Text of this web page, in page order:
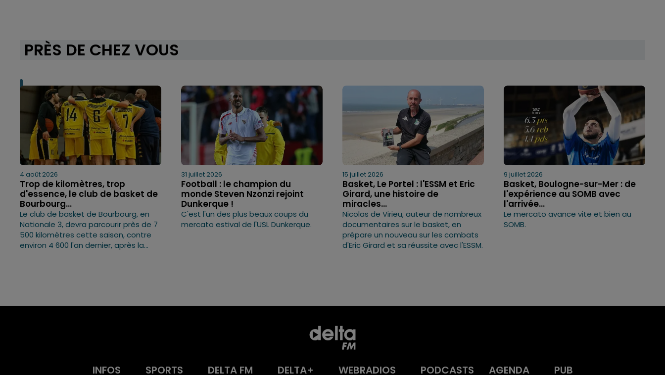
PRÈS DE CHEZ VOUS
4 août 2026
Trop de kilomètres, trop
d'essence, le club de basket de
Bourbourg...
Le club de basket de Bourbourg, en
Nationale 3, devra parcourir près de 7
500 kilomètres cette saison, contre
environ 4 600 l'an dernier, après la...
31 juillet 2026
Football : le champion du
monde Steven Nzonzi rejoint
Dunkerque !
C'est l'un des plus beaux coups du
mercato estival de l'USL Dunkerque.
15 juillet 2026
Basket, Le Portel : l'ESSM et Eric
Girard, une histoire de
miracles...
Nicolas de Virieu, auteur de nombreux
documentaires sur le basket, en
prépare un nouveau sur les combats
d'Eric Girard et sa réussite avec l'ESSM.
9 juillet 2026
Basket, Boulogne-sur-Mer : de
l'expérience au SOMB avec
l'arrivée...
Le mercato avance vite et bien au
SOMB.
INFOS SPORTS DELTA FM DELTA+ WEBRADIOS PODCASTS AGENDA PUB